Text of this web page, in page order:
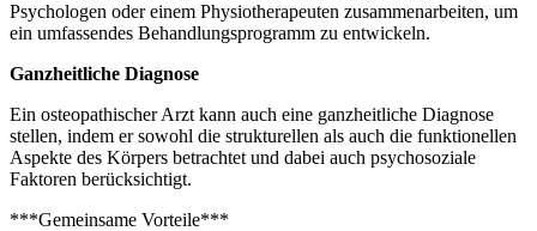
Psychologen oder einem Physiotherapeuten zusammenarbeiten, um
ein umfassendes Behandlungsprogramm zu entwickeln.
Ganzheitliche Diagnose
Ein osteopathischer Arzt kann auch eine ganzheitliche Diagnose
stellen, indem er sowohl die strukturellen als auch die funktionellen
Aspekte des Körpers betrachtet und dabei auch psychosoziale
Faktoren berücksichtigt.
***Gemeinsame Vorteile***